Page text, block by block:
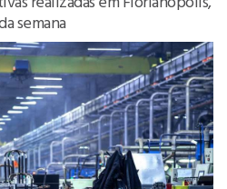
semana